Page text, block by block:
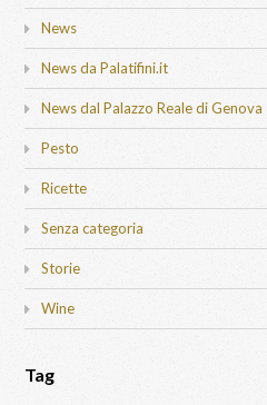
News
News da Palatifini.it
News dal Palazzo Reale di Genova
Pesto
Ricette
Senza categoria
Storie
Wine
Tag